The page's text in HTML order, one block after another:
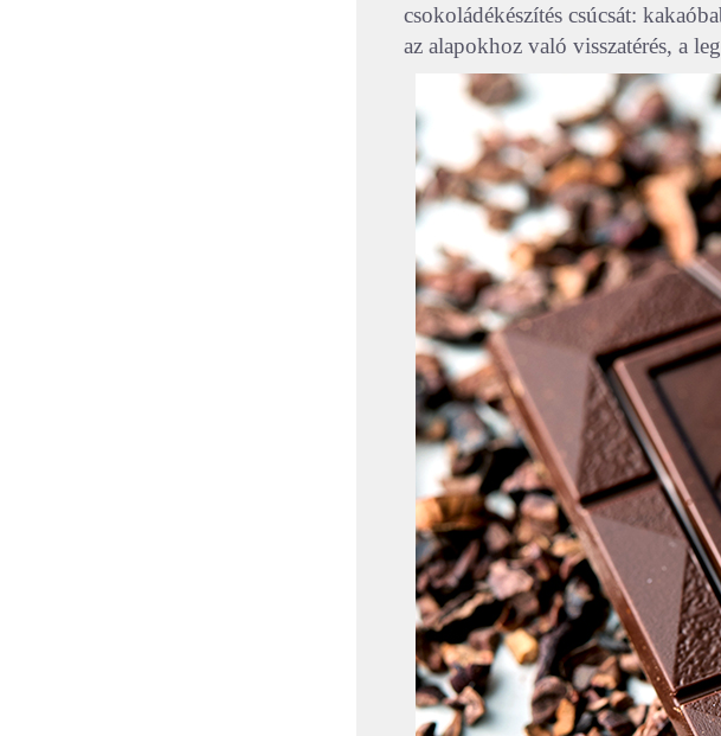
csokoládékészítés csúcsát:
az alapokhoz való visszatérés, a